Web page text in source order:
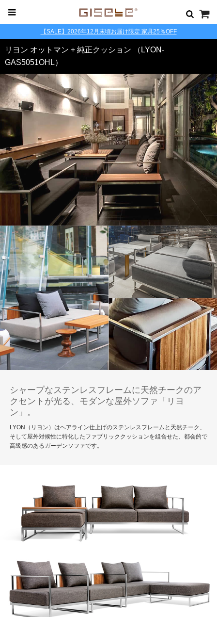
【SALE】2026年12月末頃お届け限定 家具25％OFF
リヨン オットマン + 純正クッション （LYON-
GAS5051OHL）
シャープなステンレスフレームに天然チークのア
クセントが光る、モダンな屋外ソファ「リヨ
ン」。
LYON（リヨン）はヘアライン仕上げのステンレスフレームと天然チーク、
そして屋外対候性に特化したファブリッククッションを組合せた、都会的で
高級感のあるガーデンソファです。